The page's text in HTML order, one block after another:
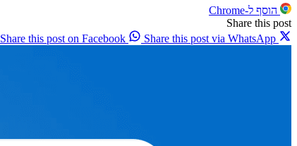
הוסף ל-Chrome
Share this post
Share this post on Facebook Share this post via WhatsApp